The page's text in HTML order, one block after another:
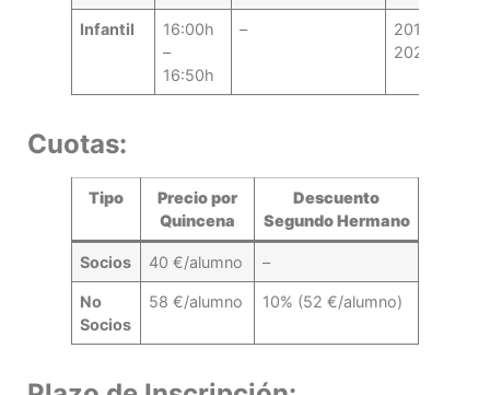
Infantil
16:00h
–
16:50h
–
2018-
2020
Cuotas:
Tipo
Precio por
Quincena
Descuento
Segundo Hermano
Socios 40 €/alumno –
No
Socios
58 €/alumno 10% (52 €/alumno)